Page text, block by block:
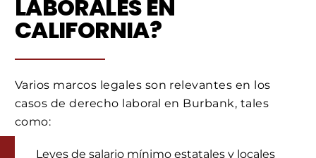
LABORALES EN
CALIFORNIA?
Varios marcos legales son relevantes en los
casos de derecho laboral en Burbank, tales
como:
Leyes de salario mínimo estatales y locales